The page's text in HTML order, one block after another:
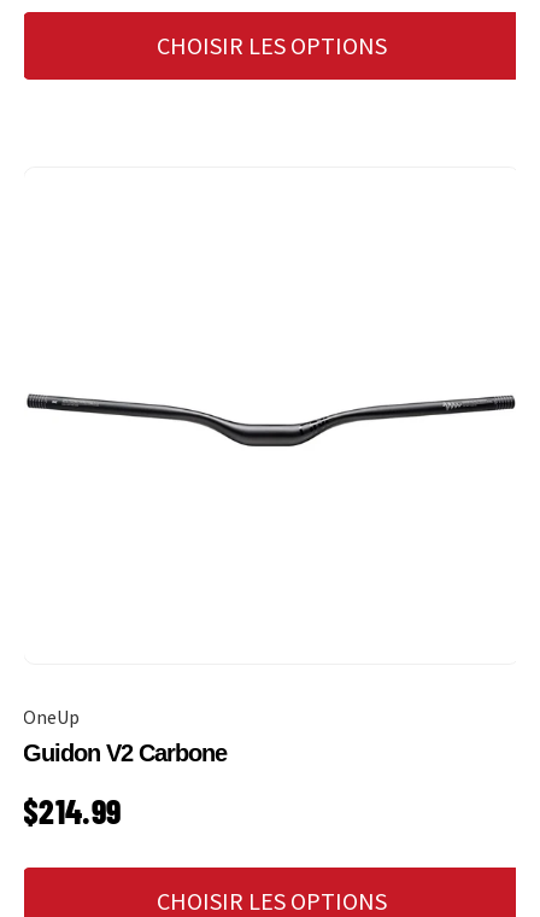
CHOISIR LES OPTIONS
OneUp
Guidon V2 Carbone
PRIX HABITUEL
$214.99
CHOISIR LES OPTIONS